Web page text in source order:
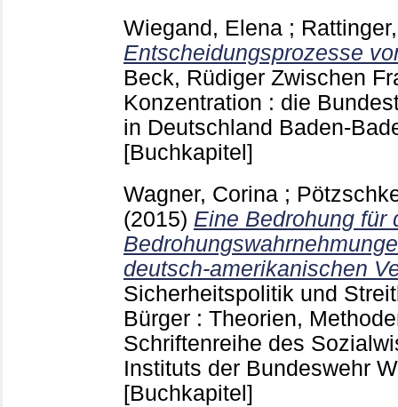
Wiegand, Elena ;
Entscheidungsprozesse
Beck, Rüdiger Zwischen
Konzentration : die
in Deutschland Baden-
[Buchkapitel]
Wagner, Corina ;
(2015) Eine Bedrohung für
deutsch-amerikanischen
Sicherheitspolitik und
Bürger : Theorien,
Schriftenreihe des
Instituts der Bundeswehr
[Buchkapitel]